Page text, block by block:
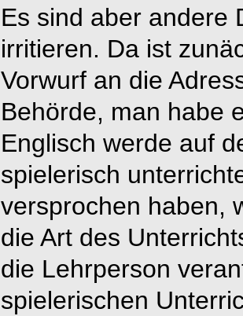
Es sind aber andere
irritieren. Da ist
Vorwurf an die
Behörde, man habe
Englisch werde auf
spielerisch
versprochen haben,
die Art des
die Lehrperson
spielerischen